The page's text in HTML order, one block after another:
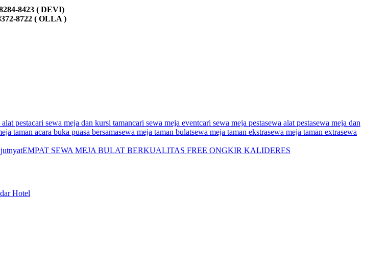
8423 ( DEVI)
8722 ( OLLA )
pestacari sewa meja dan kursi tamancari sewa meja eventcari sewa meja pestasewa alat pestasewa meja dan
taman acara buka puasa bersamasewa meja taman bulatsewa meja taman ekstrasewa meja taman extrasewa
tEMPAT SEWA MEJA BULAT BERKUALITAS FREE ONGKIR KALIDERES
Hotel